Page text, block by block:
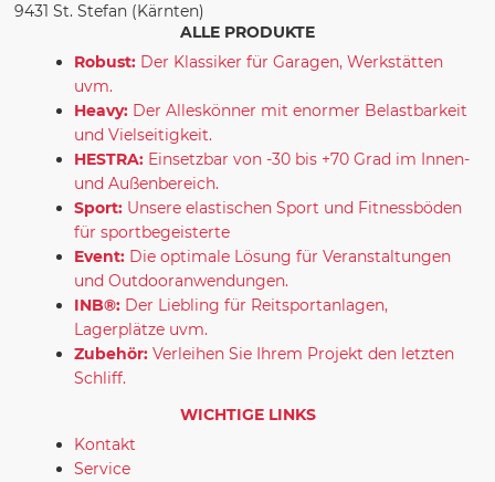
9431 St. Stefan (Kärnten)
ALLE PRODUKTE
Robust: Der Klassiker für Garagen, Werkstätten
uvm.
Heavy: Der Alleskönner mit enormer Belastbarkeit
und Vielseitigkeit.
HESTRA: Einsetzbar von -30 bis +70 Grad im Innen-
und Außenbereich.
Sport: Unsere elastischen Sport und Fitnessböden
für sportbegeisterte
Event: Die optimale Lösung für Veranstaltungen
und Outdooranwendungen.
INB®: Der Liebling für Reitsportanlagen,
Lagerplätze uvm.
Zubehör: Verleihen Sie Ihrem Projekt den letzten
Schliff.
WICHTIGE LINKS
Kontakt
Service